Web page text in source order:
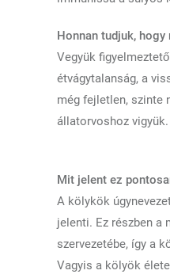
Honnan tudjuk,
Vegyük
étvágytalanság, a
még fejletlen, szinte
állatorvoshoz vigyük.
Mit jelent ez
A kölykök
jelenti. Ez részben a
szervezetébe, így a
Vagyis a kölyök